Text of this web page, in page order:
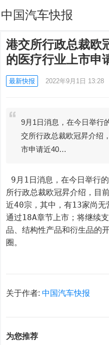
中国汽车快报
港交所行政总裁欧
的医疗行业上市申
最新快报 2022年9月1日 13:28
9月1日消息，在今日举行
交所行政总裁欧冠昇介绍
市申请近40…
所行政总裁欧冠昇介绍，目
近40宗，其中，有13家尚无
通过18A章节上市；将继续
品、结构性产品和衍生品的
圈。
关于作者:中国汽车快报
为您推荐